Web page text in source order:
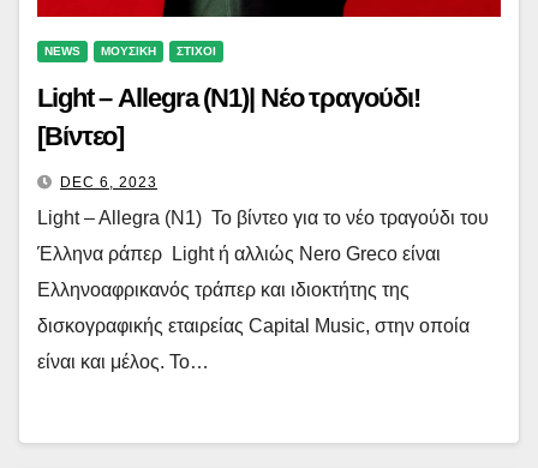
NEWS ΜΟΥΣΙΚΗ ΣΤΙΧΟΙ
Light – Allegra (N1)| Νέο τραγούδι!
[Βίντεο]
DEC 6, 2023
Light – Allegra (N1) Το βίντεο για το νέο τραγούδι του
Έλληνα ράπερ Light ή αλλιώς Nero Greco είναι
Ελληνοαφρικανός τράπερ και ιδιοκτήτης της
δισκογραφικής εταιρείας Capital Music, στην οποία
είναι και μέλος. Το…